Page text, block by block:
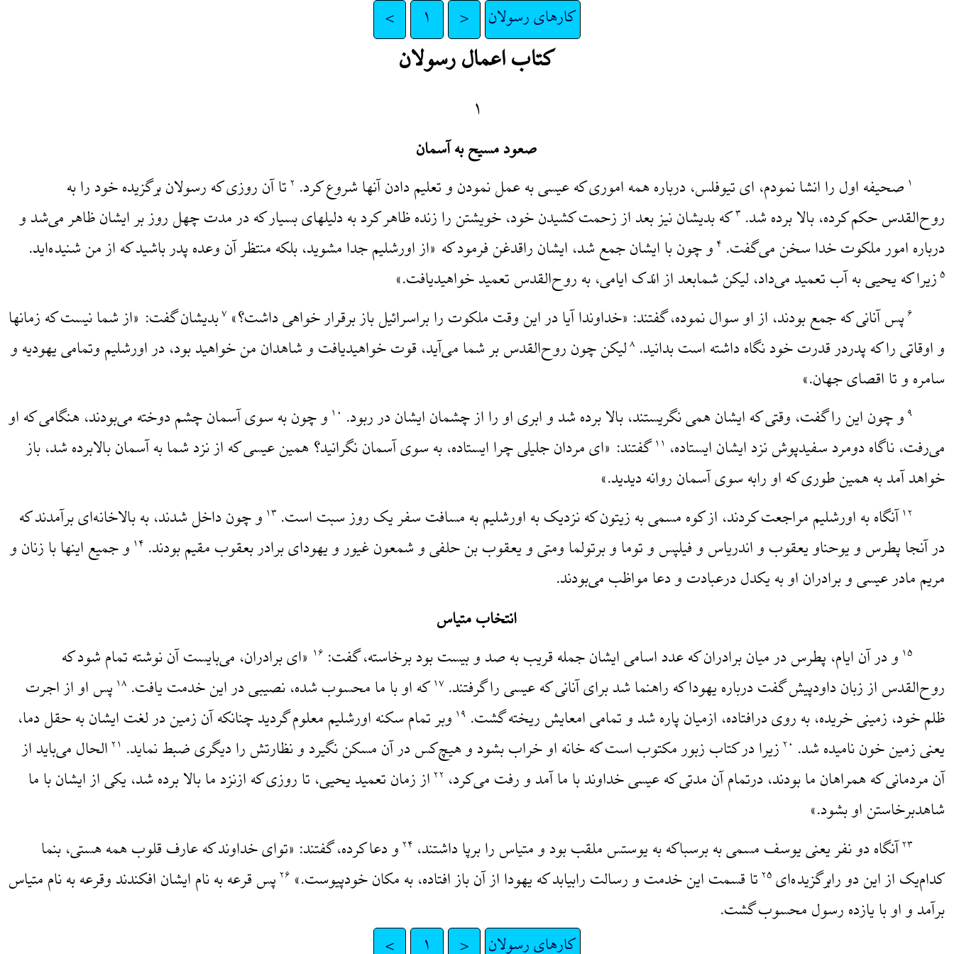
کارهای رسولان < ۱ >
کتاب اعمال رسولان
۱
صعود مسیح به آسمان
۱ صحیفه اول را انشا نمودم، ای تیوفلس، درباره همه اموری که عیسی به عمل نمودن و تعلیم دادن آنها شروع کرد. ۲ تا آن روزی که رسولان برگزیده خود را به
روح‌القدس حکم کرده، بالا برده شد. ۳که بدیشان نیز بعد از زحمت کشیدن خود، خویشتن را زنده ظاهر کرد به دلیلهای بسیار که در مدت چهل روز بر ایشان ظاهر می‌شد و
درباره امور ملکوت خدا سخن می‌گفت. ۴ و چون با ایشان جمع شد، ایشان راقدغن فرمود که «از اورشلیم جدا مشوید، بلکه منتظر آن وعده پدر باشید که از من شنیده‌اید.
۵زیرا که یحیی به آب تعمید می‌داد، لیکن شمابعد از اندک ایامی، به روح‌القدس تعمید خواهیدیافت.»
۶ پس آنانی که جمع بودند، از او سوال نموده، گفتند: «خداوندا آیا در این وقت ملکوت را براسرائیل باز برقرار خواهی داشت؟» ۷بدیشان گفت: «از شما نیست که زمانها
و اوقاتی را که پدردر قدرت خود نگاه داشته است بدانید. ۸لیکن چون روح‌القدس بر شما می‌آید، قوت خواهیدیافت و شاهدان من خواهید بود، در اورشلیم وتمامی یهودیه و
سامره و تا اقصای جهان.»
۹ و چون این را گفت، وقتی که ایشان همی نگریستند، بالا برده شد و ابری او را از چشمان ایشان در ربود. ۱۰ و چون به سوی آسمان چشم دوخته می‌بودند، هنگامی که او
می‌رفت، ناگاه دومرد سفیدپوش نزد ایشان ایستاده، ۱۱گفتند: «ای مردان جلیلی چرا ایستاده، به سوی آسمان نگرانید؟ همین عیسی که از نزد شما به آسمان بالابرده شد، باز
خواهد آمد به همین طوری که او رابه سوی آسمان روانه دیدید.»
۱۲آنگاه به اورشلیم مراجعت کردند، از کوه مسمی به زیتون که نزدیک به اورشلیم به مسافت سفر یک روز سبت است. ۱۳ و چون داخل شدند، به بالاخانه‌ای برآمدند که
در آنجا پطرس و یوحناو یعقوب و اندریاس و فیلپس و توما و برتولما ومتی و یعقوب بن حلفی و شمعون غیور و یهودای برادر بعقوب مقیم بودند. ۱۴ و جمیع اینها با زنان و
مریم مادر عیسی و برادران او به یکدل درعبادت و دعا مواظب می‌بودند.
انتخاب متیاس
۱۵ و در آن ایام، پطرس در میان برادران که عدد اسامی ایشان جمله قریب به صد و بیست بود برخاسته، گفت: ۱۶ «ای برادران، می‌بایست آن نوشته تمام شود که
روح‌القدس از زبان داودپیش گفت درباره یهودا که راهنما شد برای آنانی که عیسی را گرفتند. ۱۷که او با ما محسوب شده، نصیبی در این خدمت یافت. ۱۸ پس او از اجرت
ظلم خود، زمینی خریده، به روی درافتاده، ازمیان پاره شد و تمامی امعایش ریخته گشت. ۱۹ وبر تمام سکنه اورشلیم معلوم گردید چنانکه آن زمین در لغت ایشان به حقل دما،
یعنی زمین خون نامیده شد. ۲۰ زیرا در کتاب زبور مکتوب است که خانه او خراب بشود و هیچ‌کس در آن مسکن نگیرد و نظارتش را دیگری ضبط نماید. ۲۱ الحال می‌باید از
آن مردمانی که همراهان ما بودند، درتمام آن مدتی که عیسی خداوند با ما آمد و رفت می‌کرد، ۲۲ از زمان تعمید یحیی، تا روزی که ازنزد ما بالا برده شد، یکی از ایشان با ما
شاهدبرخاستن او بشود.»
۲۳آنگاه دو نفر یعنی یوسف مسمی به برسباکه به یوستس ملقب بود و متیاس را برپا داشتند، ۲۴ و دعا کرده، گفتند: «تو‌ای خداوند که عارف قلوب همه هستی، بنما
کدام‌یک از این دو رابرگزیده‌ای ۲۵ تا قسمت این خدمت و رسالت رابیابد که یهودا از آن باز افتاده، به مکان خودپیوست.» ۲۶ پس قرعه به نام ایشان افکندند وقرعه به نام متیاس
برآمد و او با یازده رسول محسوب گشت.
کارهای رسولان < ۱ >